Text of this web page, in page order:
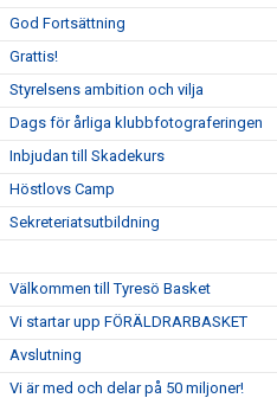
God Fortsättning
Grattis!
Styrelsens ambition och vilja
Dags för årliga klubbfotograferingen
Inbjudan till Skadekurs
Höstlovs Camp
Sekreteriatsutbildning
Välkommen till Tyresö Basket
Vi startar upp FÖRÄLDRARBASKET
Avslutning
Vi är med och delar på 50 miljoner!